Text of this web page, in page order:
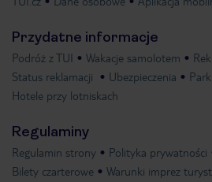
Przydatne informacje
Podróż z TUI Wakacje samolotem
Status reklamacji
Ubezpieczenia
Hotele przy lotniskach
Regulaminy
Regulamin strony Polityka prywatności
Bilety czarterowe
Warunki imprez